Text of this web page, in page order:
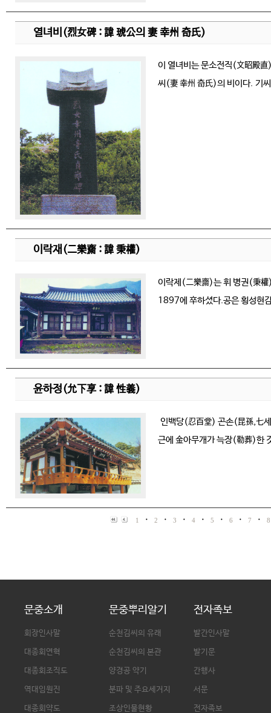
열녀비(烈女碑 : 諱 琥公의 妻 幸州 奇氏)
이 열녀비는 문소전직(文昭殿
씨(妻 幸州 奇氏)의 비이다. 기
이락재(二樂齋 : 諱 秉權)
이락제(二樂齋)는 휘 병권(秉
1897에 卒하셨다.공은 횡성현
윤하정(允下享 : 諱 性義)
인백당(忍百堂) 곤손(昆孫,七
근에 金아무개가 늑장(勒葬)한
1 · 2 · 3 · 4 · 5 · 6 · 7 ·
문중소개
회장인사말
대종회연혁
대종회조직도
역대임원진
대종회약도
문중뿌리알기
순천김씨의 유래
순천김씨의 본관
양경공 약기
분파 및 주요세거지
조상인물현황
전자족보
발간인사말
발기문
간행사
서문
전자족보